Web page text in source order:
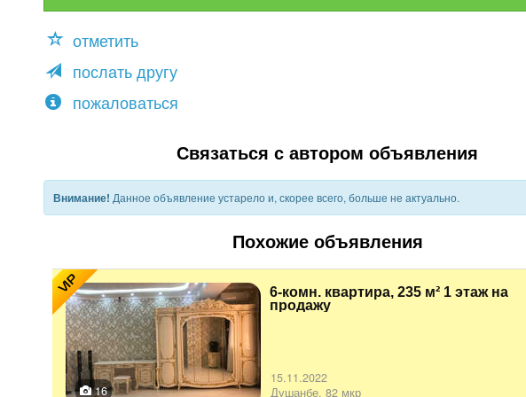
отметить
послать другу
пожаловаться
Связаться с автором объявления
Внимание! Данное объявление устарело и, скорее всего, больше не актуально.
Похожие объявления
VIP
6-комн. квартира, 235 м² 1 этаж на
продажу
15.11.2022
16
Душанбе, 82 мкр